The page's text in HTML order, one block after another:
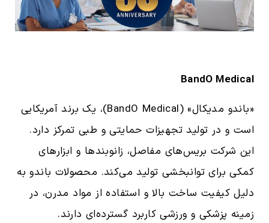
BandO Medical
«باندو مدیکال» (BandO Medical)، یک برند آمریکایی
است و در تولید تجهیزات حمایتی و طبی تمرکز دارد.
این شرکت بریس‌های مفاصل، زانوبندها و ابزارهای
کمکی برای توانبخشی تولید می‌کند. محصولات باندو به
دلیل کیفیت ساخت بالا و استفاده از مواد مدرن، در
زمینه پزشکی و ورزشی کاربرد گسترده‌ای دارند.